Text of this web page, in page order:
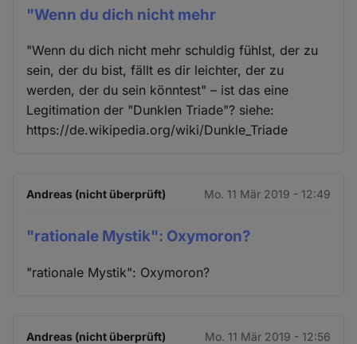
"Wenn du dich nicht mehr
"Wenn du dich nicht mehr schuldig fühlst, der zu
sein, der du bist, fällt es dir leichter, der zu
werden, der du sein könntest" – ist das eine
Legitimation der "Dunklen Triade"? siehe:
https://de.wikipedia.org/wiki/Dunkle_Triade
Andreas (nicht überprüft) Mo. 11 Mär 2019 - 12:49
"rationale Mystik": Oxymoron?
"rationale Mystik": Oxymoron?
Andreas (nicht überprüft) Mo. 11 Mär 2019 - 12:56